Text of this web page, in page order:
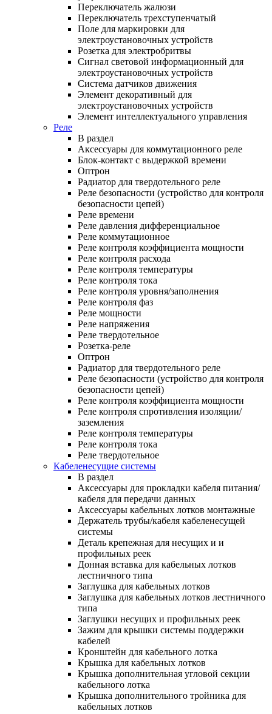
Переключатель жалюзи
Переключатель трехступенчатый
Поле для маркировки для
электроустановочных устройств
Розетка для электробритвы
Сигнал световой информационный для
электроустановочных устройств
Система датчиков движения
Элемент декоративный для
электроустановочных устройств
Элемент интеллектуального управления
Реле
В раздел
Аксессуары для коммутационного реле
Блок-контакт с выдержкой времени
Оптрон
Радиатор для твердотельного реле
Реле безопасности (устройство для контроля
безопасности цепей)
Реле времени
Реле давления дифференциальное
Реле коммутационное
Реле контроля коэффициента мощности
Реле контроля расхода
Реле контроля температуры
Реле контроля тока
Реле контроля уровня/заполнения
Реле контроля фаз
Реле мощности
Реле напряжения
Реле твердотельное
Розетка-реле
Оптрон
Радиатор для твердотельного реле
Реле безопасности (устройство для контроля
безопасности цепей)
Реле контроля коэффициента мощности
Реле контроля спротивления изоляции/
заземления
Реле контроля температуры
Реле контроля тока
Реле твердотельное
Кабеленесущие системы
В раздел
Аксессуары для прокладки кабеля питания/
кабеля для передачи данных
Аксессуары кабельных лотков монтажные
Держатель трубы/кабеля кабеленесущей
системы
Деталь крепежная для несущих и и
профильных реек
Донная вставка для кабельных лотков
лестничного типа
Заглушка для кабельных лотков
Заглушка для кабельных лотков лестничного
типа
Заглушки несущих и профильных реек
Зажим для крышки системы поддержки
кабелей
Кронштейн для кабельного лотка
Крышка для кабельных лотков
Крышка дополнительная угловой секции
кабельного лотка
Крышка дополнительного тройника для
кабельных лотков